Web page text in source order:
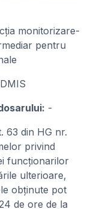
monitorizare-
pentru
-
63 din HG nr.
privind
funcționarilor
ulterioare,
obținute pot
de ore de la